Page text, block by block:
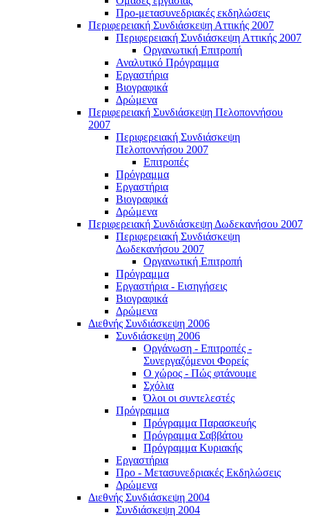
Προ-μετασυνεδριακές εκδηλώσεις
Περιφερειακή Συνδιάσκεψη Αττικής 2007
Περιφερειακή Συνδιάσκεψη Αττικής 2007
Οργανωτική Επιτροπή
Αναλυτικό Πρόγραμμα
Εργαστήρια
Βιογραφικά
Δρώμενα
Περιφερειακή Συνδιάσκεψη Πελοποννήσου
2007
Περιφερειακή Συνδιάσκεψη
Πελοποννήσου 2007
Επιτροπές
Πρόγραμμα
Εργαστήρια
Βιογραφικά
Δρώμενα
Περιφερειακή Συνδιάσκεψη Δωδεκανήσου 2007
Περιφερειακή Συνδιάσκεψη
Δωδεκανήσου 2007
Οργανωτική Επιτροπή
Πρόγραμμα
Εργαστήρια - Εισηγήσεις
Βιογραφικά
Δρώμενα
Διεθνής Συνδιάσκεψη 2006
Συνδιάσκεψη 2006
Οργάνωση - Επιτροπές -
Συνεργαζόμενοι Φορείς
Ο χώρος - Πώς φτάνουμε
Σχόλια
Όλοι οι συντελεστές
Πρόγραμμα
Πρόγραμμα Παρασκευής
Πρόγραμμα Σαββάτου
Πρόγραμμα Κυριακής
Εργαστήρια
Προ - Μετασυνεδριακές Εκδηλώσεις
Δρώμενα
Διεθνής Συνδιάσκεψη 2004
Συνδιάσκεψη 2004